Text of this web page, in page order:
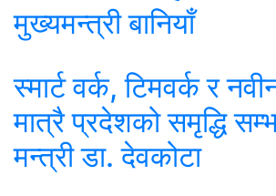
मुख्यमन्त्री बानियाँ
स्मार्ट वर्क, टिमवर्क र
मात्रै प्रदेशको समृद्धि
मन्त्री डा. देवकोटा